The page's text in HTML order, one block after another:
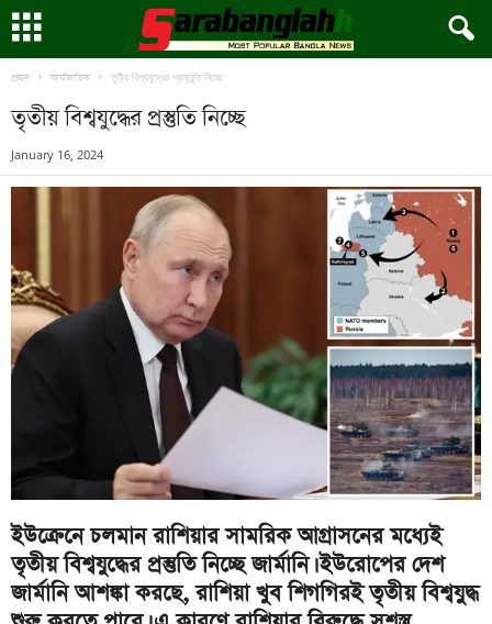
প্রচ্ছদ আর্ন্তজাতিক তৃতীয় বিশ্বযুদ্ধের প্রস্তুতি নিচ্ছে
তৃতীয় বিশ্বযুদ্ধের প্রস্তুতি নিচ্ছে
January 16, 2024
ইউক্রেনে চলমান রাশিয়ার সামরিক আগ্রাসনের মধ্যেই
তৃতীয় বিশ্বযুদ্ধের প্রস্তুতি নিচ্ছে জার্মানি। ইউরোপের দেশ
জার্মানি আশঙ্কা করছে, রাশিয়া খুব শিগগিরই তৃতীয় বিশ্বযুদ্ধ